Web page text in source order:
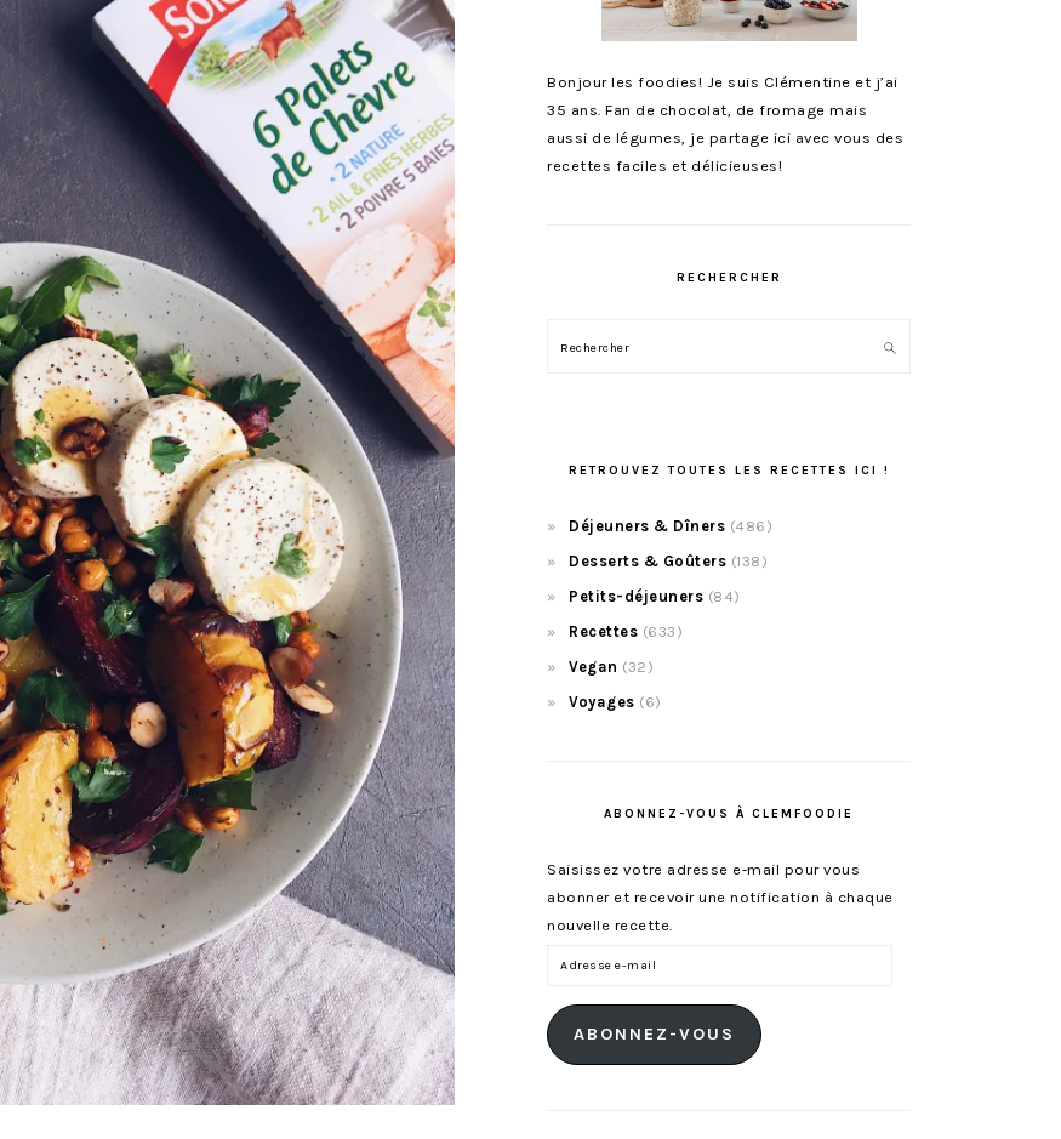
Bonjour les foodies! Je suis Clémentine et j’ai
35 ans. Fan de chocolat, de fromage mais
aussi de légumes, je partage ici avec vous des
recettes faciles et délicieuses!
RECHERCHER
Rechercher
RETROUVEZ TOUTES LES RECETTES ICI !
Déjeuners & Dîners (486)
Desserts & Goûters (138)
Petits-déjeuners (84)
Recettes (633)
Vegan (32)
Voyages (6)
ABONNEZ-VOUS À CLEMFOODIE
Saisissez votre adresse e-mail pour vous
abonner et recevoir une notification à chaque
nouvelle recette.
Adresse
mail
ABONNEZ-VOUS